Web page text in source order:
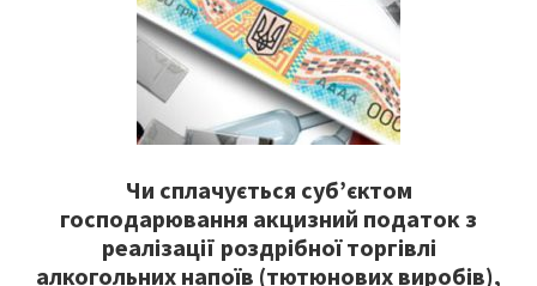
Чи сплачується cуб’єктом
господарювання акцизний податок з
реалізації роздрібної торгівлі
алкогольних напоїв (тютюнових виробів),